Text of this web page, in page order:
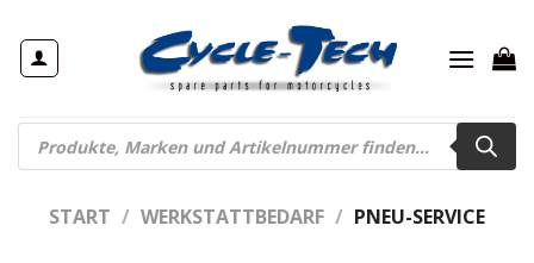
Inhalt
springen
Products
search
START / WERKSTATTBEDARF / PNEU-SERVICE